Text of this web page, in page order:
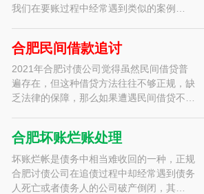
我们在要账过程中经常遇到类似的案例…
合肥民间借款追讨
2021年合肥讨债公司觉得虽然民间借贷普
遍存在，但这种借贷方法往往不够正规，缺
乏法律的保障，那么如果遭遇民间借贷不…
合肥坏账烂账处理
坏账烂帐是债务中相当难收回的一种，正规
合肥讨债公司在追债过程中却经常遇到债务
人死亡或者债务人的公司破产倒闭，其…